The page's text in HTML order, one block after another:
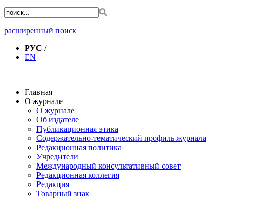
расширенный поиск
РУС /
EN
Главная
О журнале
О журнале
Об издателе
Публикационная этика
Содержательно-тематический профиль журнала
Редакционная политика
Учредители
Международный консультативный совет
Редакционная коллегия
Редакция
Товарный знак